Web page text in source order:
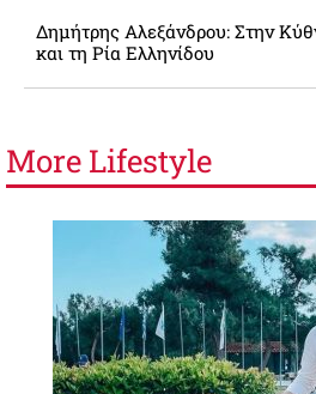
Δημήτρης Αλεξάνδρου: Στην
και τη Ρία Ελληνίδου
More Lifestyle